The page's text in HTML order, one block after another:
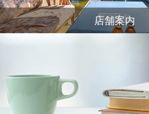
店舗案内